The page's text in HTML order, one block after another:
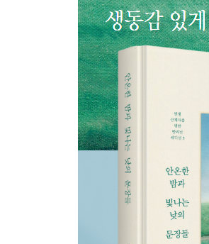
35 어디에도 없지만 있는
36 그리고 오렌지 향기
37 사실 나를 도운 건 태양
38 돌이키고 싶지 않은
39 길들인다는 것
40 길든다는 것
41 함께한다는 것
42 불가사의
43 이별한다는 것
44 그저 슬픔과 두려움 때문
45 옷과 몸 사이의 간격을
46 멜랑콜리야말로 삶의 진
47 굳이 북극의 끝을 상상